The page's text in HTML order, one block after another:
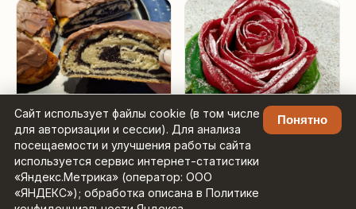
Сайт использует файлы cookie (в том числе
для авторизации и сессии). Для анализа
посещаемости и улучшения работы сайта
используется сервис интернет-статистики
«Яндекс.Метрика» (оператор: ООО
«ЯНДЕКС»); обработка описана в Политике
Понятно
Рулет с маком
Блинная роза с
кремом